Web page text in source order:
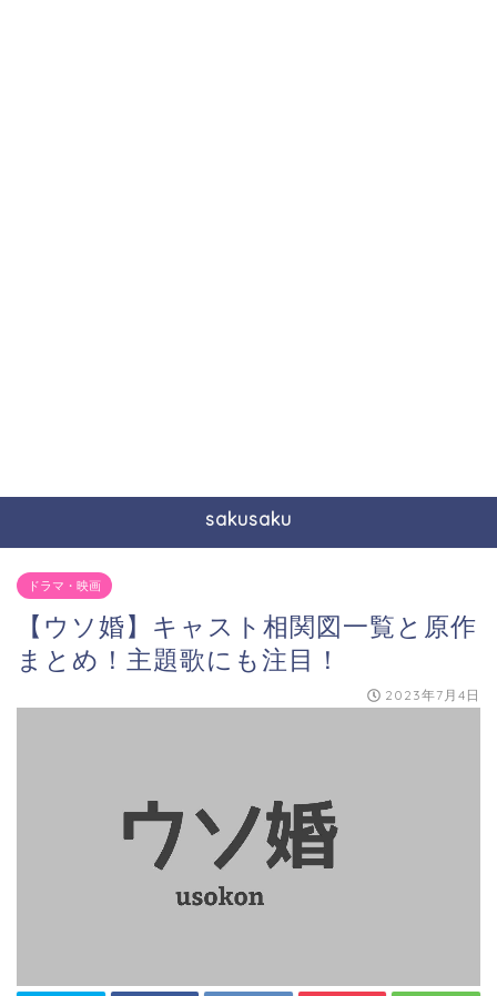
sakusaku
ドラマ・映画
【ウソ婚】キャスト相関図一覧と原作
まとめ！主題歌にも注目！
2023年7月4日